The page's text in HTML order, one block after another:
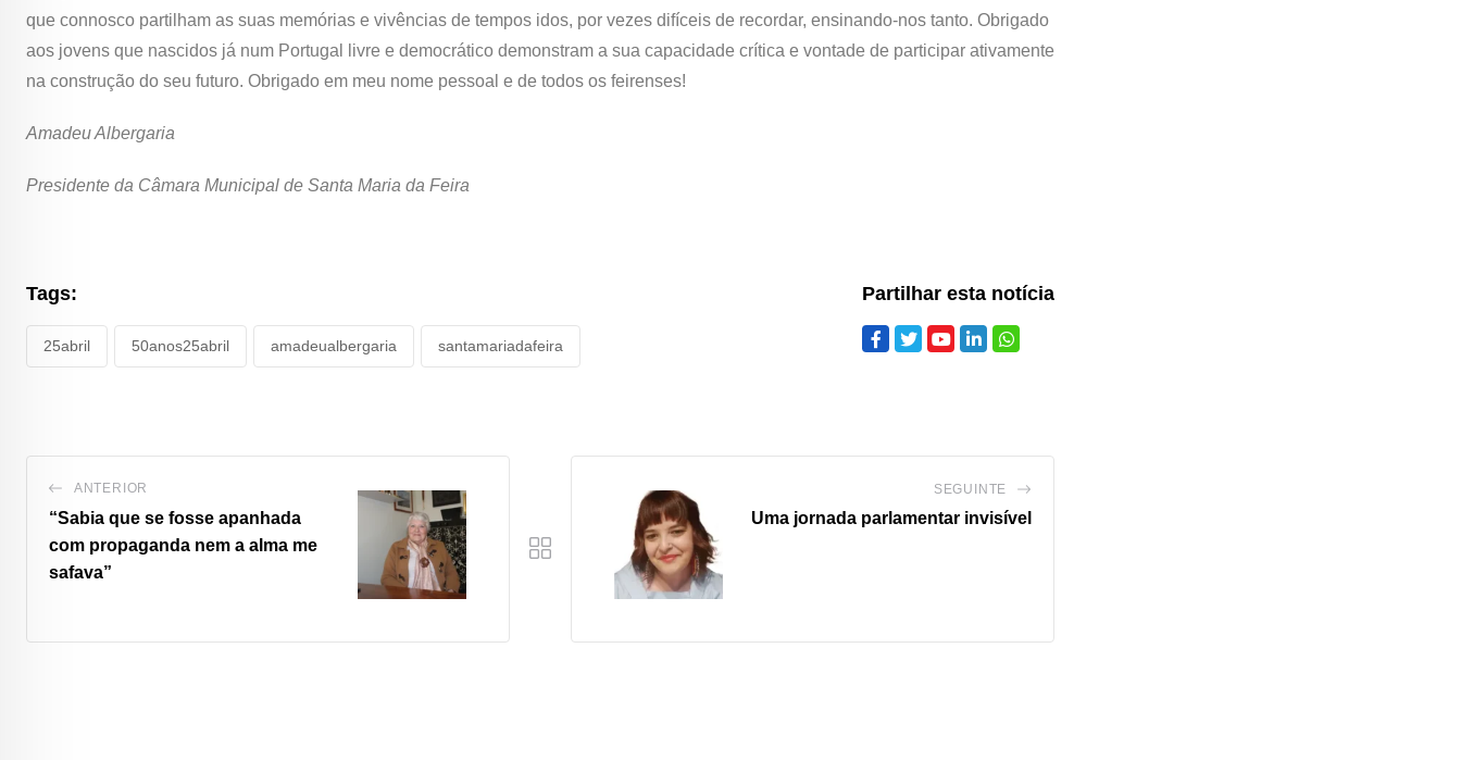
que connosco partilham as suas memórias e vivências de tempos idos, por vezes difíceis de recordar, ensinando-nos tanto. Obrigado
aos jovens que nascidos já num Portugal livre e democrático demonstram a sua capacidade crítica e vontade de participar ativamente
na construção do seu futuro. Obrigado em meu nome pessoal e de todos os feirenses!
Amadeu Albergaria
Presidente da Câmara Municipal de Santa Maria da Feira
Tags:
25abril 50anos25abril amadeualbergaria santamariadafeira
Partilhar esta notícia
ANTERIOR
“Sabia que se fosse apanhada
com propaganda nem a alma me
safava”
SEGUINTE
Uma jornada parlamentar invisível